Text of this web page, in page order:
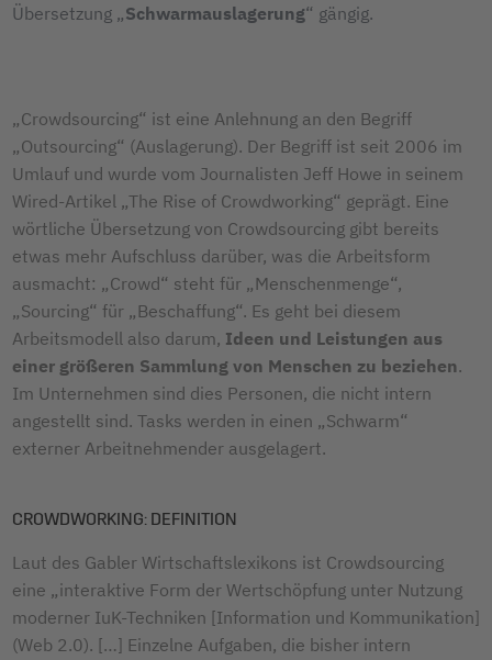
Übersetzung „Schwarmauslagerung“ gängig.
„Crowdsourcing“ ist eine Anlehnung an den Begriff
„Outsourcing“ (Auslagerung). Der Begriff ist seit 2006 im
Umlauf und wurde vom Journalisten Jeff Howe in seinem
Wired-Artikel „The Rise of Crowdworking“ geprägt. Eine
wörtliche Übersetzung von Crowdsourcing gibt bereits
etwas mehr Aufschluss darüber, was die Arbeitsform
ausmacht: „Crowd“ steht für „Menschenmenge“,
„Sourcing“ für „Beschaffung“. Es geht bei diesem
Arbeitsmodell also darum, Ideen und Leistungen aus
einer größeren Sammlung von Menschen zu beziehen.
Im Unternehmen sind dies Personen, die nicht intern
angestellt sind. Tasks werden in einen „Schwarm“
externer Arbeitnehmender ausgelagert.
CROWDWORKING: DEFINITION
Laut des Gabler Wirtschaftslexikons ist Crowdsourcing
eine „interaktive Form der Wertschöpfung unter Nutzung
moderner IuK-Techniken [Information und Kommunikation]
(Web 2.0). […] Einzelne Aufgaben, die bisher intern